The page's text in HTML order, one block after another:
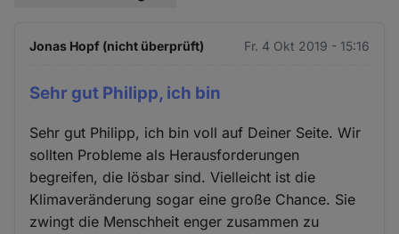
Jonas Hopf (nicht überprüft) Fr. 4 Okt 2019 - 15:16
Sehr gut Philipp, ich bin
Sehr gut Philipp, ich bin voll auf Deiner Seite. Wir
sollten Probleme als Herausforderungen
begreifen, die lösbar sind. Vielleicht ist die
Klimaveränderung sogar eine große Chance. Sie
zwingt die Menschheit enger zusammen zu